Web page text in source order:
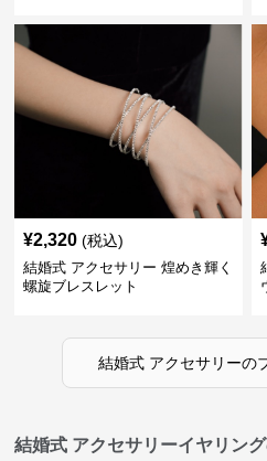
¥2,320 (税込)
結婚式 アクセサリー 煌めき輝く
螺旋ブレスレット
結婚式 アクセサリーの
結婚式 アクセサリーイヤリン